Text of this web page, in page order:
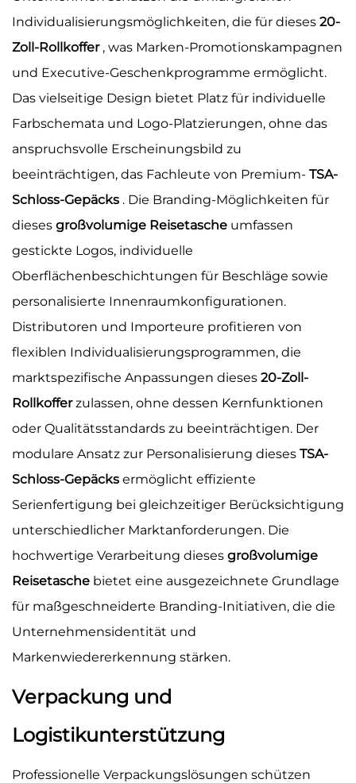
Individualisierungsmöglichkeiten, die für dieses 20-
Zoll-Rollkoffer , was Marken-Promotionskampagnen
und Executive-Geschenkprogramme ermöglicht.
Das vielseitige Design bietet Platz für individuelle
Farbschemata und Logo-Platzierungen, ohne das
anspruchsvolle Erscheinungsbild zu
beeinträchtigen, das Fachleute von Premium- TSA-
Schloss-Gepäcks . Die Branding-Möglichkeiten für
dieses großvolumige Reisetasche umfassen
gestickte Logos, individuelle
Oberflächenbeschichtungen für Beschläge sowie
personalisierte Innenraumkonfigurationen.
Distributoren und Importeure profitieren von
flexiblen Individualisierungsprogrammen, die
marktspezifische Anpassungen dieses 20-Zoll-
Rollkofferzulassen, ohne dessen Kernfunktionen
oder Qualitätsstandards zu beeinträchtigen. Der
modulare Ansatz zur Personalisierung dieses TSA-
Schloss-Gepäcks ermöglicht effiziente
Serienfertigung bei gleichzeitiger Berücksichtigung
unterschiedlicher Marktanforderungen. Die
hochwertige Verarbeitung dieses großvolumige
Reisetasche bietet eine ausgezeichnete Grundlage
für maßgeschneiderte Branding-Initiativen, die die
Unternehmensidentität und
Markenwiedererkennung stärken.
Verpackung und
Logistikunterstützung
Professionelle Verpackungslösungen schützen